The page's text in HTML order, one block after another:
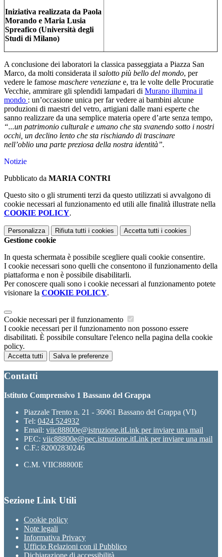
Iniziativa realizzata da Paola
Morando e Maria Lusia
Spreafico (Università degli
Studi di Milano)
A conclusione dei laboratori la classica passeggiata a Piazza San
Marco, da molti considerata il salotto più bello del mondo, per
vedere le famose maschere veneziane e, tra le volte delle Procuratie
Vecchie, ammirare gli splendidi lampadari di Murano illumina il
mondo : un’occasione unica per far vedere ai bambini alcune
produzioni di maestri del vetro, artigiani dalle mani esperte che
sanno realizzare da una semplice materia opere d’arte senza tempo,
“...un patrimonio culturale e umano che sta svanendo sotto i nostri
occhi, un declino lento che sta rischiando di trascinare
nell’oblio una parte preziosa della nostra identità”.
Notizie
Pubblicato da MARIA CONTRI
Questo sito o gli strumenti terzi da questo utilizzati si avvalgono di
cookie necessari al funzionamento ed utili alle finalità illustrate nella
COOKIE POLICY.
Personalizza Rifiuta tutti i cookies Accetta tutti i cookies
Gestione cookie
In questa schermata è possibile scegliere quali cookie consentire.
I cookie necessari sono quelli che consentono il funzionamento della
piattaforma e non è possibile disabilitarli.
Per conoscere quali sono i cookie necessari al funzionamento potete
visionare la COOKIE POLICY.
Cookie necessari per il funzionamento
I cookie necessari per il funzionamento non possono essere
disabilitati. È possibile consultare l'elenco nella pagina della cookie
policy.
Accetta tutti Salva le preferenze
Contatti
Istituto Comprensivo 1 Bassano del Grappa
Piazzale Trento n. 21 - 36061 Bassano del Grappa (VI)
Tel: 0424 524932
Email: viic88800e@istruzione.itLink per inviare una mail
PEC: viic88800e@pec.istruzione.itLink per inviare una mail
C.F.: 82002830246
C.M. VIIC88800E
Sezione Link Utili
Cookie policy
Note legali
Informativa Privacy
Ufficio Relazioni con il Pubblico
Dichiarazione di accessibilità